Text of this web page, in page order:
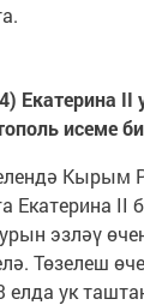
Екатерина II
исеме
Кырым
Екатерина II
эзләү
Төзелеш
ук